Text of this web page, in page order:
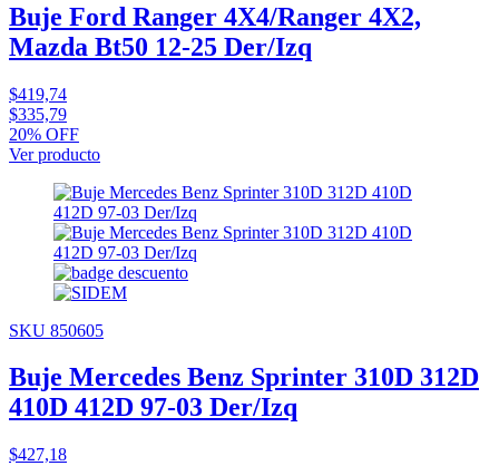
Buje Ford Ranger 4X4/Ranger 4X2,
Mazda Bt50 12-25 Der/Izq
$419,74
$335,79
20% OFF
Ver producto
SKU 850605
Buje Mercedes Benz Sprinter 310D 312D
410D 412D 97-03 Der/Izq
$427,18